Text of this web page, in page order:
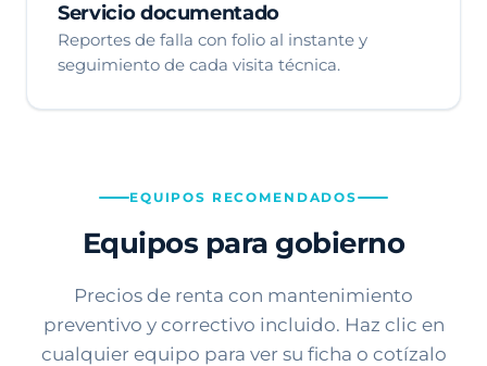
Servicio documentado
Reportes de falla con folio al instante y
seguimiento de cada visita técnica.
EQUIPOS RECOMENDADOS
Equipos para gobierno
Precios de renta con mantenimiento
preventivo y correctivo incluido. Haz clic en
cualquier equipo para ver su ficha o cotízalo